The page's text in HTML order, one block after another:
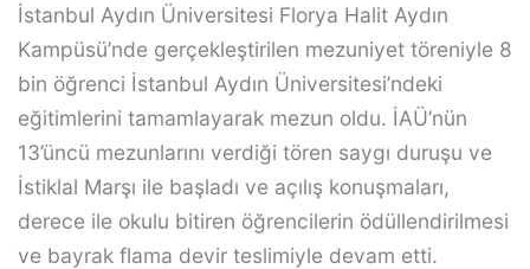
İstanbul Aydın Üniversitesi Florya Halit Aydın
Kampüsü’nde gerçekleştirilen mezuniyet töreniyle 8
bin öğrenci İstanbul Aydın Üniversitesi’ndeki
eğitimlerini tamamlayarak mezun oldu. İAÜ’nün
13’üncü mezunlarını verdiği tören saygı duruşu ve
İstiklal Marşı ile başladı ve açılış konuşmaları,
derece ile okulu bitiren öğrencilerin ödüllendirilmesi
ve bayrak flama devir teslimiyle devam etti.